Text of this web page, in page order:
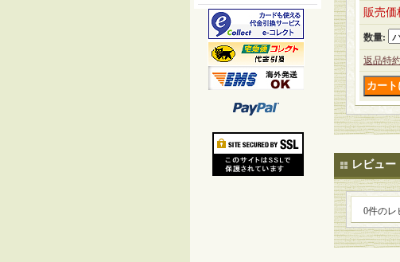
販売価
数量:
返品特
レビュー
0件のレ